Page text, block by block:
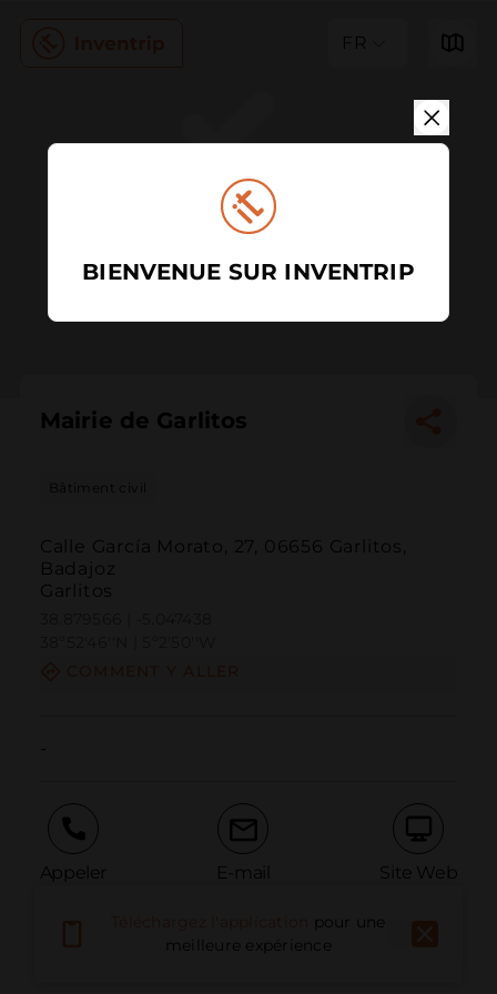
FR
Mairie de Garlitos
Bâtiment civil
Calle García Morato, 27, 06656 Garlitos,
Badajoz
Garlitos
Appeler E-mail Site Web
Signaler un problème
pour une
meilleure expérience
BIENVENUE SUR INVENTRIP